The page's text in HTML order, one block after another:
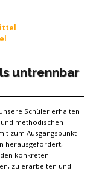
untrennbar
Schüler erhalten
methodischen
zum Ausgangspunkt
herausgefordert,
konkreten
zu erarbeiten und